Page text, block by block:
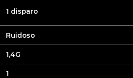
1 disparo
Ruidoso
1,4G
1